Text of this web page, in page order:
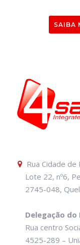
SAIBA
Rua Cidade
Lote 22, nº6,
2745-048,
Delegação do
Rua centro
4525-289 –